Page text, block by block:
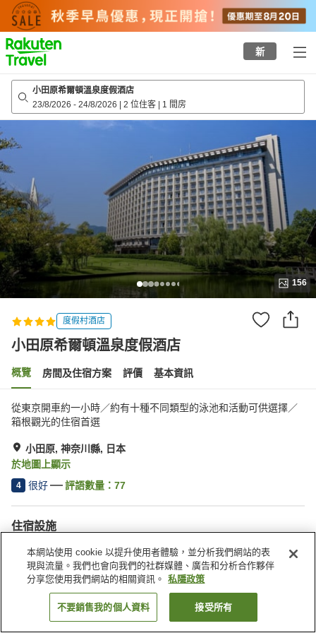
to
top
page
新
小田原希爾頓溫泉度假酒店
23/8/2026 - 24/8/2026 | 2 位住客 | 1 間房
156
度假村酒店
小田原希爾頓溫泉度假酒店
概覽 房間及住宿方案 評價 基本資訊
從東京開車約一小時／約有十種不同類型的泳池和活動可供選擇／
箱根觀光的住宿首選
小田原, 神奈川縣, 日本
於地圖上顯示
4 很好 評語數量： 77
住宿設施
停車場
岩盤浴
桑拿
水療/美容院
找客房
本網站使用 cookie 以提升使用者體驗，並分析我們網站的表
現與流量。我們也會向我們的社群媒體、廣告和分析合作夥伴
分享您使用我們網站的相關資訊。
私隱政策
不要銷售我的個人資料 接受所有